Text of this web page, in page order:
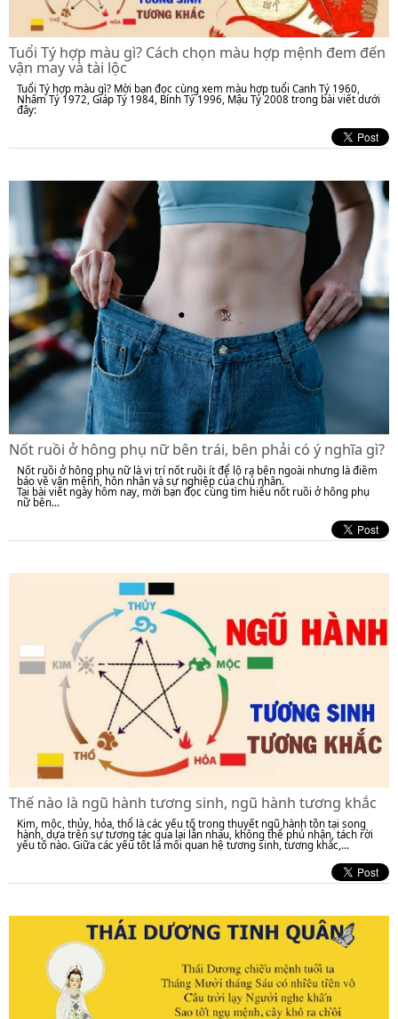
Tuổi Tý hợp màu gì? Cách chọn màu hợp mệnh đem đến
vận may và tài lộc
Tuổi Tý hợp màu gì? Mời bạn đọc cùng xem màu hợp tuổi Canh Tý 1960,
Nhâm Tý 1972, Giáp Tý 1984, Bính Tý 1996, Mậu Tý 2008 trong bài viết dưới
đây:
Nốt ruồi ở hông phụ nữ bên trái, bên phải có ý nghĩa gì?
Nốt ruồi ở hông phụ nữ là vị trí nốt ruồi ít để lộ ra bên ngoài nhưng là điềm
báo về vận mệnh, hôn nhân và sự nghiệp của chủ nhân.
Tại bài viết ngày hôm nay, mời bạn đọc cùng tìm hiểu nốt ruồi ở hông phụ
nữ bên...
Thế nào là ngũ hành tương sinh, ngũ hành tương khắc
Kim, mộc, thủy, hỏa, thổ là các yếu tố trong thuyết ngũ hành tồn tại song
hành, dựa trên sự tương tác qua lại lẫn nhau, không thể phủ nhận, tách rời
yếu tố nào. Giữa các yếu tốt là mối quan hệ tương sinh, tương khắc,...